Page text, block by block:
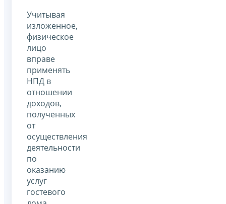
Учитывая
изложенное,
физическое
лицо
вправе
применять
НПД в
отношении
доходов,
полученных
от
осуществления
деятельности
по
оказанию
услуг
гостевого